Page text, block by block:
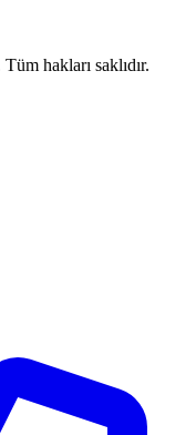
hakları saklıdır.